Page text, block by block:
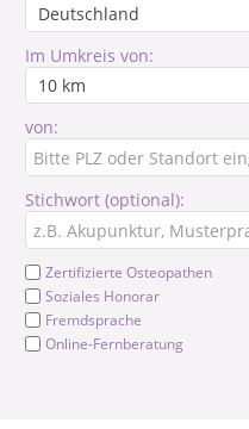
Im Umkreis von:
von:
Stichwort (optional):
Zertifizierte Osteopathen
Soziales Honorar
Fremdsprache
Online-Fernberatung